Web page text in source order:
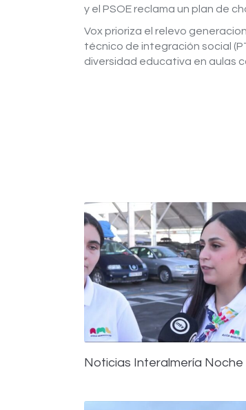
y el PSOE reclama un plan de
Vox prioriza el relevo
técnico de integración social
diversidad educativa en aulas
Noticias Interalmería Noche